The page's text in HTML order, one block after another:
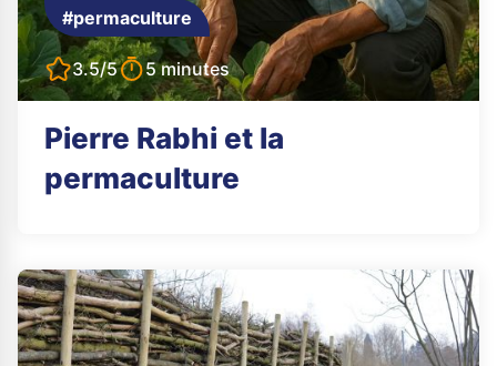
#permaculture
3.5/5 5 minutes
Pierre Rabhi et la
permaculture